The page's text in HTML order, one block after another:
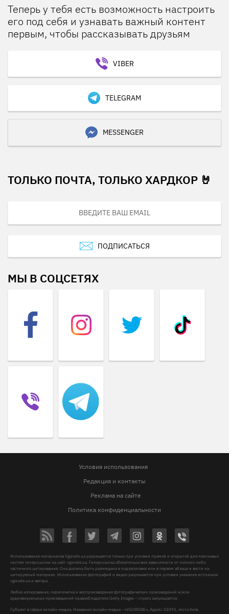
Теперь у тебя есть возможность настроить
его под себя и узнавать важный контент
первым, чтобы рассказывать друзьям
VIBER
TELEGRAM
MESSENGER
ТОЛЬКО ПОЧТА, ТОЛЬКО ХАРДКОР 🤘
ПОДПИСАТЬСЯ
МЫ В СОЦСЕТЯХ
Условия использования
Редакция и контакты
Реклама на сайте
Политика конфиденциальности
Использование материалов Vgorode.ua разрешается только при условии прямой и открытой для поисковых
систем гиперссылки на сайт vgorode.ua. Гиперссылка обязательна вне зависимости от полного либо
частичного цитирования. Она должна быть размещена в подзаголовке или в первом абзаце и вести на
цитируемый материал. Использование фотографий и видео разрешается при условии указания источника
vgorode.ua и автора.
Любое копирование, перепечатка и воспроизведение фотографических произведений и/или
аудиовизуальных произведений правообладателя Getty Images – строго запрещается.
Субъект в сфере онлайн-медиа, Название онлайн-медиа - «VGORODE», Адрес: 02091, місто Київ,